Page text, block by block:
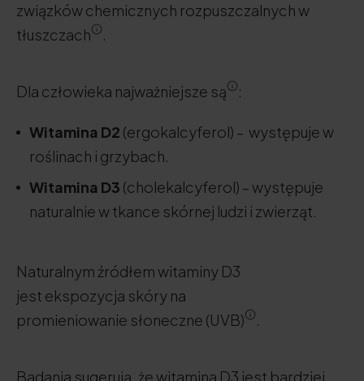
związków chemicznych rozpuszczalnych w
tłuszczach
.
Dla człowieka najważniejsze są :
Witamina D2 (ergokalcyferol) – występuje w
roślinach i grzybach.
Witamina D3 (cholekalcyferol) – występuje
naturalnie w tkance skórnej ludzi i zwierząt.
Naturalnym źródłem witaminy D3
jest ekspozycja skóry na
promieniowanie słoneczne (UVB)
.
Badania sugerują, że witamina D3 jest bardziej